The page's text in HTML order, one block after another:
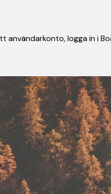
användarkonto, logga in i